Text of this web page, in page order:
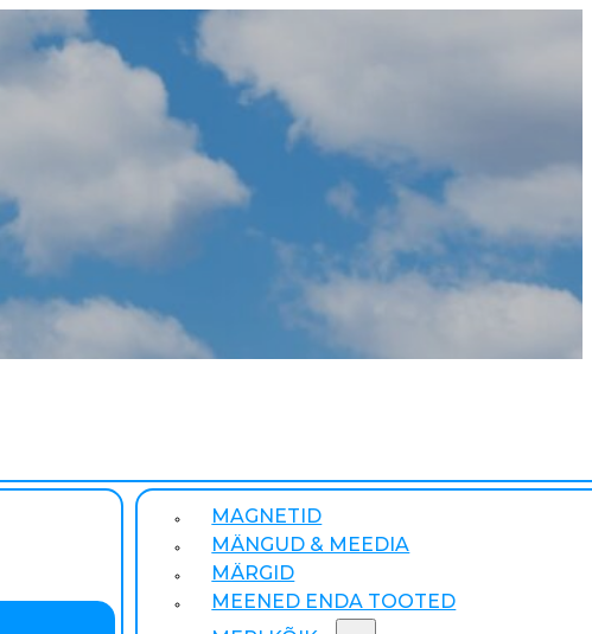
MAGNETID
MÄNGUD & MEEDIA
MÄRGID
MEENED ENDA TOOTED